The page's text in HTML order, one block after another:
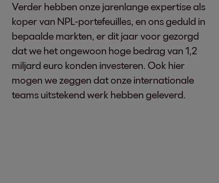
Verder hebben onze jarenlange expertise als
koper van NPL-portefeuilles, en ons geduld in
bepaalde markten, er dit jaar voor gezorgd
dat we het ongewoon hoge bedrag van 1,2
miljard euro konden investeren. Ook hier
mogen we zeggen dat onze internationale
teams uitstekend werk hebben geleverd.